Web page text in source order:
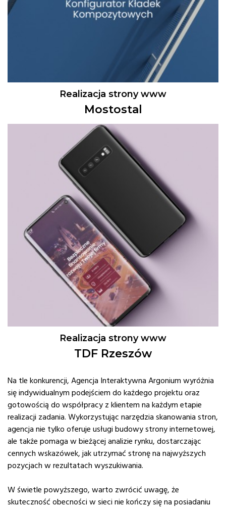
Realizacja strony www
Mostostal
Realizacja strony www
TDF Rzeszów
Na tle konkurencji, Agencja Interaktywna Argonium wyróżnia
się indywidualnym podejściem do każdego projektu oraz
gotowością do współpracy z klientem na każdym etapie
realizacji zadania. Wykorzystując narzędzia skanowania stron,
agencja nie tylko oferuje usługi budowy strony internetowej,
ale także pomaga w bieżącej analizie rynku, dostarczając
cennych wskazówek, jak utrzymać stronę na najwyższych
pozycjach w rezultatach wyszukiwania.
W świetle powyższego, warto zwrócić uwagę, że
skuteczność obecności w sieci nie kończy się na posiadaniu